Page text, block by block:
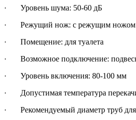
· Уровень шума: 50-60 дБ
· Режущий нож: с режущим ножом
· Помещение: для туалета
· Возможное подключение:
· Уровень включения: 80-100 мм
· Допустимая температура
· Рекомендуемый диаметр труб